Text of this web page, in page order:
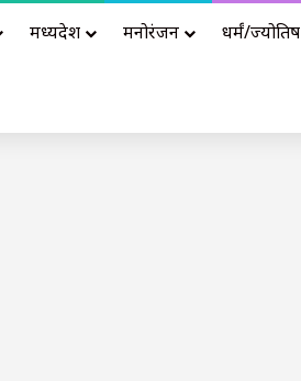
मध्यप्रदेश मनोरंजन धर्मं/ज्योतिष